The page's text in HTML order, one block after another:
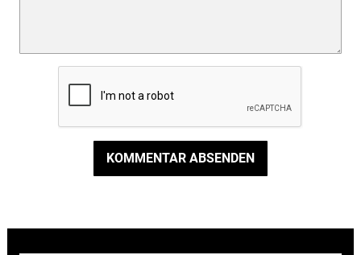
KOMMENTAR ABSENDEN